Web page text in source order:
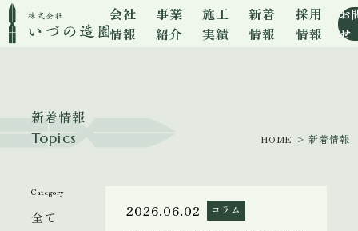
会社
情報
事業
紹介
施工
実績
新着
情報
採用
情報
お
せ
新着情報
Topics HOME > 新着情報
Category
全て
2026.06.02 コラム